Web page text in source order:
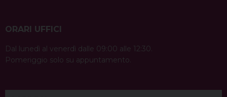
ORARI UFFICI
Dal lunedì al venerdì dalle 09:00 alle 12:30.
Pomeriggio solo su appuntamento.